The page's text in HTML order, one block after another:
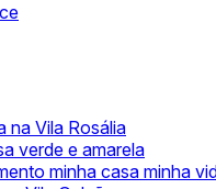
na Vila Rosália
verde e amarela
minha casa minha